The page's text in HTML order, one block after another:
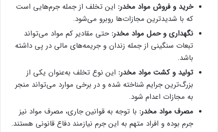
خرید و فروش مواد مخدر: این تخلف از جمله جرم‌هایی است
که با شدیدترین مجازات‌ها روبرو می‌شود.
نگهداری و حمل مواد مخدر: حتی مقادیر کم مواد می‌تواند
تبعات سنگینی از جمله زندان و جریمه‌های مالی در پی داشته
باشد.
تولید و کشت مواد مخدر: این نوع تخلف به‌عنوان یکی از
بزرگ‌ترین جرایم شناخته شده و در برخی موارد می‌تواند منجر
به مجازات اعدام شود.
مصرف مواد مخدر: با توجه به قوانین جاری، مصرف مواد نیز
جرم بوده و افراد متهم به این جرم نیازمند دفاع قانونی هستند.